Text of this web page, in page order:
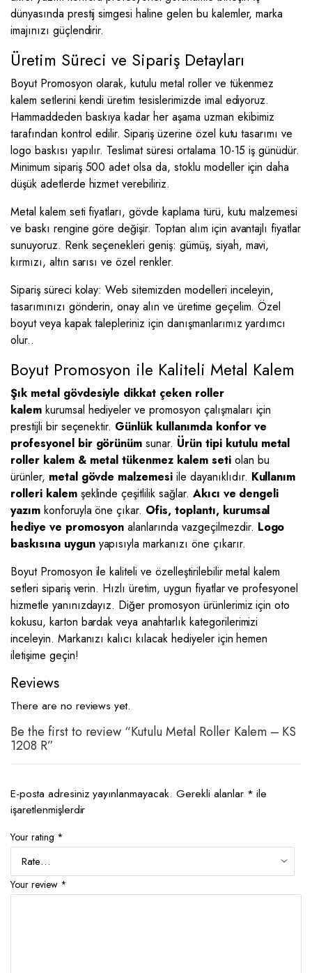
dünyasında prestij simgesi haline gelen bu kalemler, marka
imajınızı güçlendirir.
Üretim Süreci ve Sipariş Detayları
Boyut Promosyon olarak, kutulu metal roller ve tükenmez
kalem setlerini kendi üretim tesislerimizde imal ediyoruz.
Hammaddeden baskıya kadar her aşama uzman ekibimiz
tarafından kontrol edilir. Sipariş üzerine özel kutu tasarımı ve
logo baskısı yapılır. Teslimat süresi ortalama 10-15 iş günüdür.
Minimum sipariş 500 adet olsa da, stoklu modeller için daha
düşük adetlerde hizmet verebiliriz.
Metal kalem seti fiyatları, gövde kaplama türü, kutu malzemesi
ve baskı rengine göre değişir. Toptan alım için avantajlı fiyatlar
sunuyoruz. Renk seçenekleri geniş: gümüş, siyah, mavi,
kırmızı, altın sarısı ve özel renkler.
Sipariş süreci kolay: Web sitemizden modelleri inceleyin,
tasarımınızı gönderin, onay alın ve üretime geçelim. Özel
boyut veya kapak talepleriniz için danışmanlarımız yardımcı
olur..
Boyut Promosyon ile Kaliteli Metal Kalem
Şık metal gövdesiyle dikkat çeken roller
kalemkurumsal hediyeler ve promosyon çalışmaları için
prestijli bir seçenektir. Günlük kullanımda konfor ve
profesyonel bir görünüm sunar. Ürün tipi kutulu metal
roller kalem & metal tükenmez kalem setiolan bu
ürünler, metal gövde malzemesi ile dayanıklıdır. Kullanım
rolleri kalemşeklinde çeşitlilik sağlar. Akıcı ve dengeli
yazımkonforuyla öne çıkar. Ofis, toplantı, kurumsal
hediye ve promosyon alanlarında vazgeçilmezdir. Logo
baskısına uygunyapısıyla markanızı öne çıkarır.
Boyut Promosyon ile kaliteli ve özelleştirilebilir metal kalem
setleri sipariş verin. Hızlı üretim, uygun fiyatlar ve profesyonel
hizmetle yanınızdayız. Diğer promosyon ürünlerimiz için oto
kokusu, karton bardak veya anahtarlık kategorilerimizi
inceleyin. Markanızı kalıcı kılacak hediyeler için hemen
iletişime geçin!
Reviews
There are no reviews yet.
Be the first to review “Kutulu Metal Roller Kalem – KS
1208 R”
E-posta adresiniz yayınlanmayacak. Gerekli alanlar * ile
işaretlenmişlerdir
Your rating *
Your review *